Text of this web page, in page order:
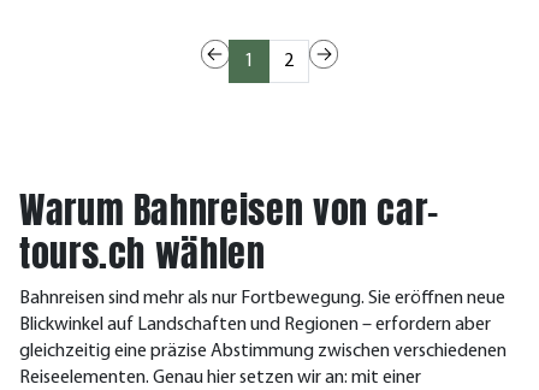
1 2
Warum Bahnreisen von car-
tours.ch wählen
Bahnreisen sind mehr als nur Fortbewegung. Sie eröffnen neue
Blickwinkel auf Landschaften und Regionen – erfordern aber
gleichzeitig eine präzise Abstimmung zwischen verschiedenen
Reiseelementen. Genau hier setzen wir an: mit einer